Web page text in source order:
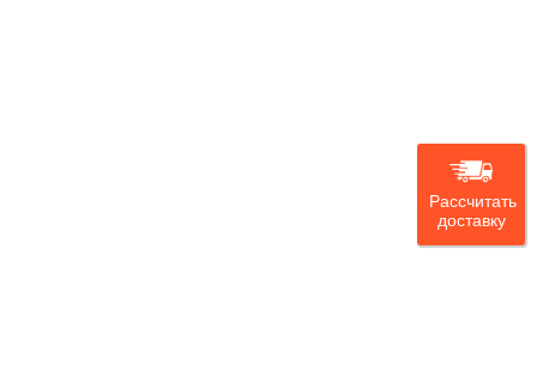
Рассчитать
доставку